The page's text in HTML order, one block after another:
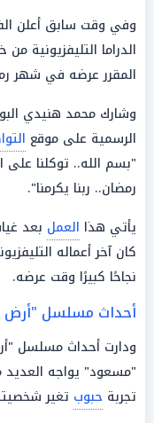
وفي وقت سابق أعلن
الدراما
المقرر عرضه في شهر
وشارك محمد هنيدي
الرسمية على موقع
"بسم الله.. توكلنا
رمضان.. ربنا يكرمنا".
يأتي هذا العمل بعد
كان آخر أعماله
نجاحًا كبيرًا وقت عرضه.
أحداث مسلسل "أرض
ودارت أحداث مسلسل
"مسعود" يواجه العديد
تجربة حبوب تغير